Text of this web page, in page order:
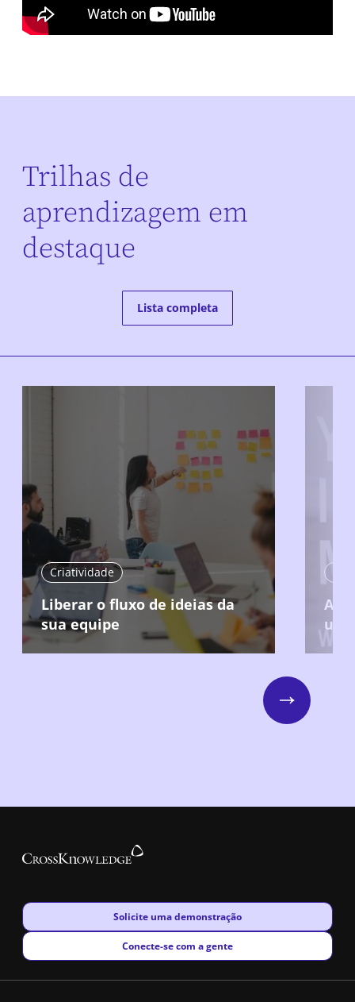
Trilhas de
aprendizagem em
destaque
Lista completa
Criatividade
Liberar o fluxo de ideias da
sua equipe
Next
New window
Solicite uma demonstração
New window
Conecte-se com a gente